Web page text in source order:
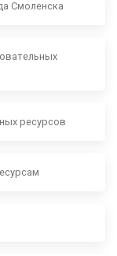
Смоленска
ресурсов